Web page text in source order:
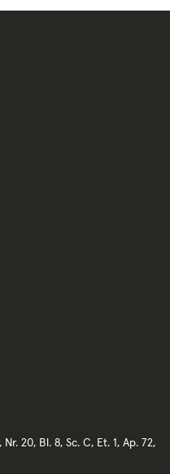
20, Bl. 8, Sc. C, Et. 1, Ap. 72,